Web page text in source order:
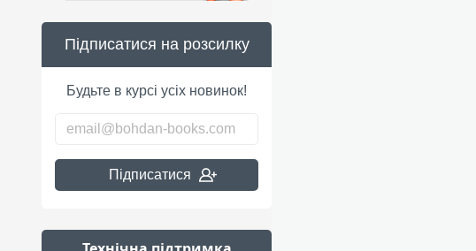
Підписатися на розсилку
Будьте в курсі усіх новинок!
Підписатися